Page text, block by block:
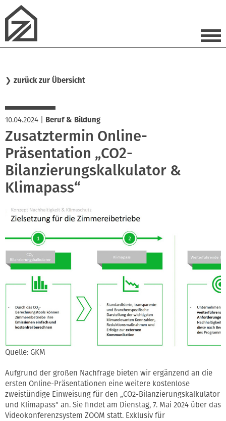
❯ zurück zur Übersicht
10.04.2024 Beruf & Bildung
Zusatztermin Online-
Präsentation „CO2-
Bilanzierungskalkulator &
Klimapass“
Quelle: GKM
Aufgrund der großen Nachfrage bieten wir ergänzend an die
ersten Online-Präsentationen eine weitere kostenlose
zweistündige Einweisung für den „CO2-Bilanzierungskalkulator
und Klimapass“ an. Sie findet am Dienstag, 7. Mai 2024 über das
Videokonferenzsystem ZOOM statt. Exklusiv für